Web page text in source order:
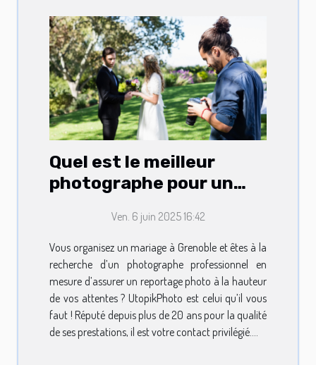
Quel est le meilleur
photographe pour un
Ven. 6 juin 2025 16:42
Vous organisez un mariage à Grenoble et êtes à la
recherche d’un photographe professionnel en
mesure d’assurer un reportage photo à la hauteur
de vos attentes ? UtopikPhoto est celui qu’il vous
faut ! Réputé depuis plus de 20 ans pour la qualité
de ses prestations, il est votre contact privilégié....